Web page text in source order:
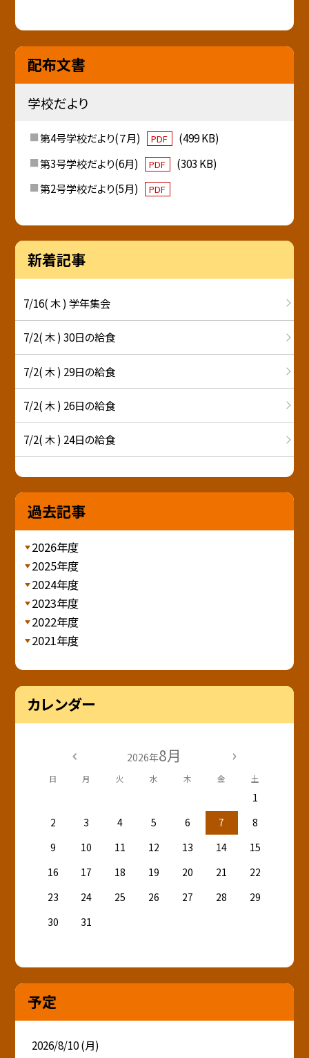
配布文書
学校だより
第4号学校だより(７月) PDF
(499 KB)
第3号学校だより(6月)
PDF
(303 KB)
第2号学校だより(5月)
PDF
新着記事
7/16( 木 ) 学年集会
7/2( 木 ) 30日の給食
7/2( 木 ) 29日の給食
7/2( 木 ) 26日の給食
7/2( 木 ) 24日の給食
過去記事
2026年度
2025年度
2024年度
2023年度
2022年度
2021年度
カレンダー
2026年8月
日 月 火 水 木 金 土
1
2
3 4 5 6 7
8
9
10 11 12 13 14
15
16
17 18 19 20 21
22
23
24 25 26 27 28
29
30
31
予定
2026/8/10 (月)